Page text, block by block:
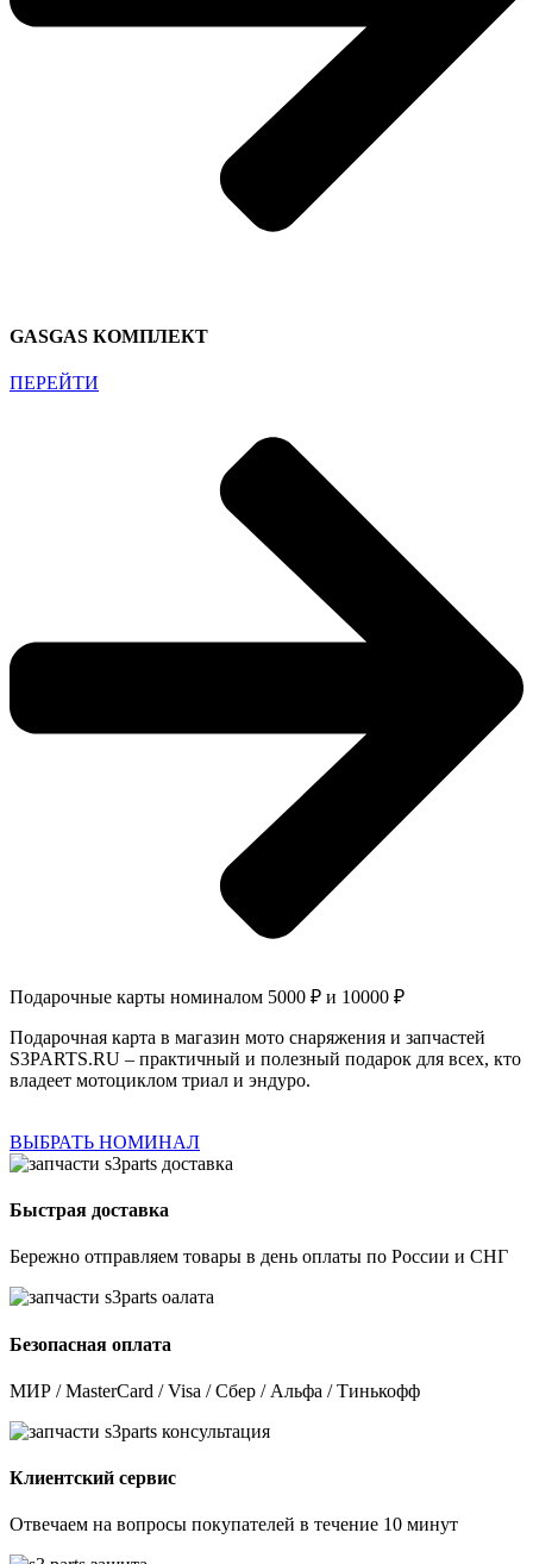
GASGAS КОМПЛЕКТ
ПЕРЕЙТИ
Подарочные карты номиналом 5000 ₽ и 10000 ₽
Подарочная карта в магазин мото снаряжения и запчастей
S3PARTS.RU – практичный и полезный подарок для всех, кто
владеет мотоциклом триал и эндуро.
ВЫБРАТЬ НОМИНАЛ
Быстрая доставка
Бережно отправляем товары в день оплаты по России и СНГ
Безопасная оплата
МИР / MasterCard / Visa / Сбер / Альфа / Тинькофф
Клиентский сервис
Отвечаем на вопросы покупателей в течение 10 минут